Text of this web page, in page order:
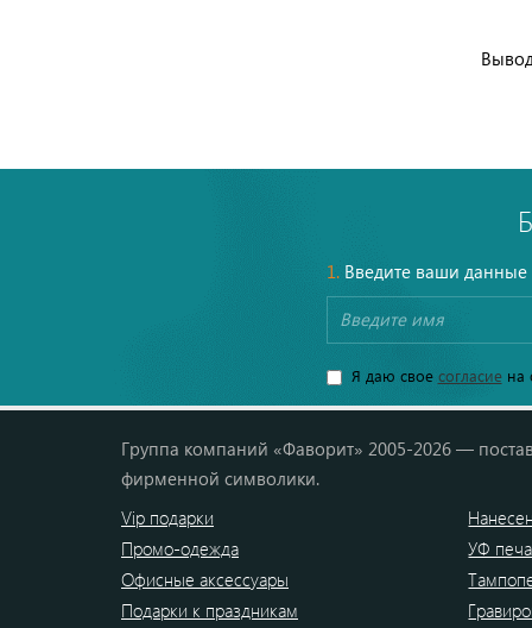
1.Введите ваши данные
Я даю свое согласиена
Группа компаний «Фаворит» 2005-2026 —
фирменной символики.
Vip подарки
Промо-одежда
Офисные аксессуары
Подарки к праздникам
УФ